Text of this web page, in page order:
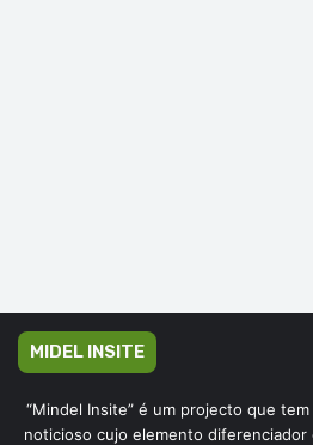
MIDEL INSITE
“Mindel Insite” é um projecto que
noticioso cujo elemento